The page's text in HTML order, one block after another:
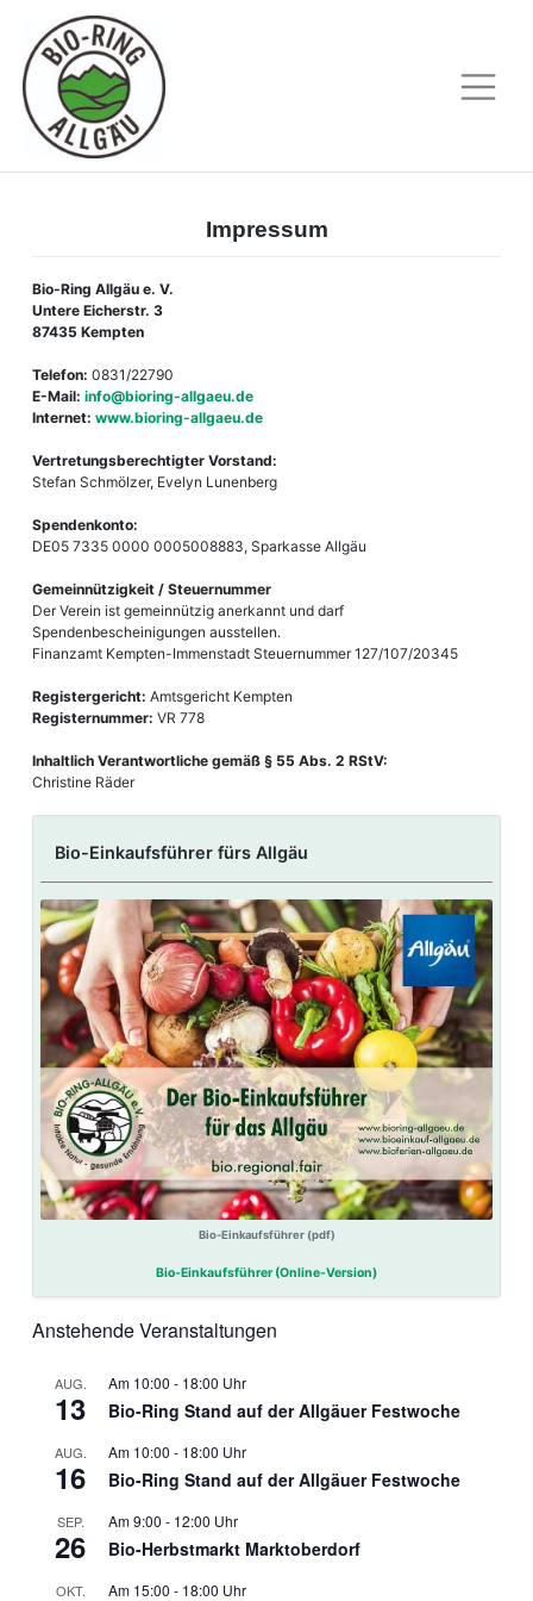
content
Impressum
Bio-Ring Allgäu e. V.
Untere Eicherstr. 3
87435 Kempten
Telefon: 0831/22790
E-Mail: info@bioring-allgaeu.de
Internet: www.bioring-allgaeu.de
Vertretungsberechtigter Vorstand:
Stefan Schmölzer, Evelyn Lunenberg
Spendenkonto:
DE05 7335 0000 0005008883, Sparkasse Allgäu
Gemeinnützigkeit / Steuernummer
Der Verein ist gemeinnützig anerkannt und darf
Spendenbescheinigungen ausstellen.
Finanzamt Kempten-Immenstadt Steuernummer 127/107/20345
Registergericht: Amtsgericht Kempten
Registernummer: VR 778
Inhaltlich Verantwortliche gemäß § 55 Abs. 2 RStV:
Christine Räder
Bio-Einkaufsführer fürs Allgäu
Bio-Einkaufsführer (pdf)
Bio-Einkaufsführer (Online-Version)
Anstehende Veranstaltungen
AUG.
13
10:00 - 18:00
Bio-Ring Stand auf der Allgäuer Festwoche
AUG.
16
10:00 - 18:00
Bio-Ring Stand auf der Allgäuer Festwoche
SEP.
26
9:00 - 12:00
Bio-Herbstmarkt Marktoberdorf
OKT. 15:00 - 18:00